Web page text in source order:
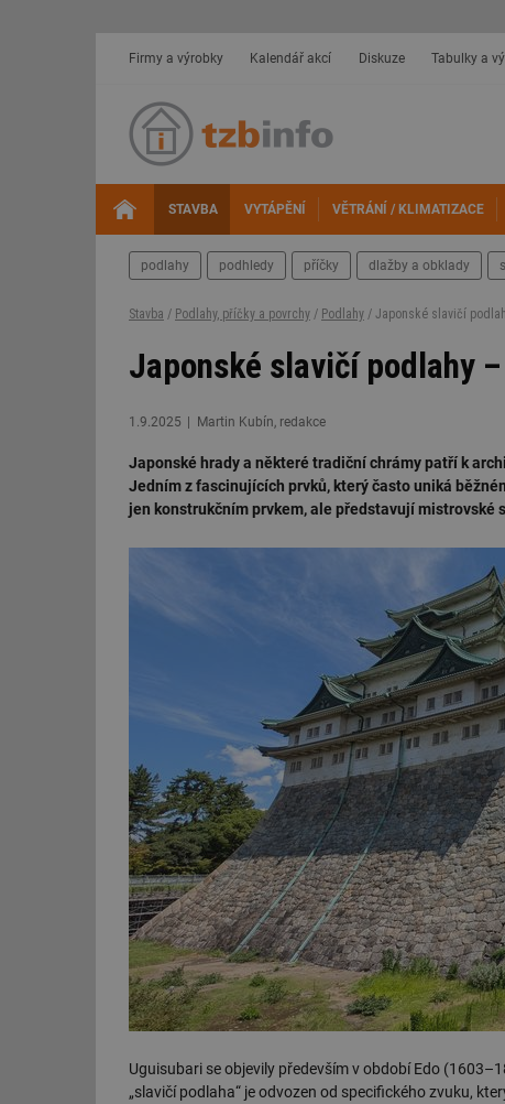
Firmy a výrobky Kalendář akcí Diskuze Tabulky a
STAVBA VYTÁPĚNÍ VĚTRÁNÍ / KLIMATIZACE
podlahy podhledy příčky dlažby a obklady
Stavba / Podlahy, příčky a povrchy / Podlahy / Japonské slavičí
Japonské slavičí podlahy
1.9.2025 Martin Kubín, redakce
Japonské hrady a některé tradiční chrámy patří k
Jedním z fascinujících prvků, který často uniká
jen konstrukčním prvkem, ale představují
Uguisubari se objevily především v období Edo
„slavičí podlaha“ je odvozen od specifického zvuku,